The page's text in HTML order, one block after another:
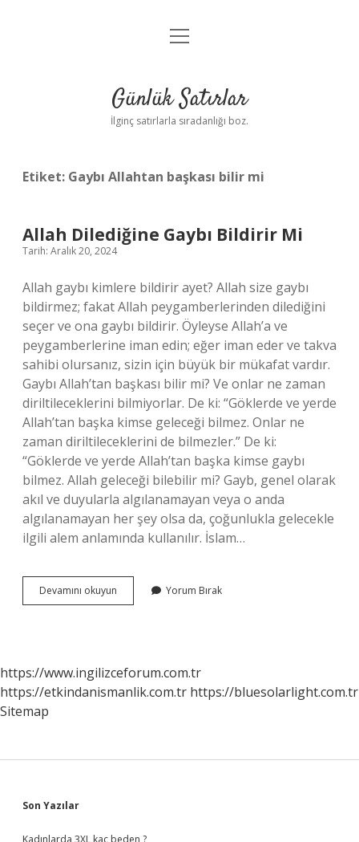
Anasayfa
Yasal Uyarı
menüyü
Günlük Satırlar
İlginç satırlarla sıradanlığı boz.
Etiket: Gaybı Allahtan başkası bilir mi
Allah Dilediğine Gaybı Bildirir Mi
Tarih: Aralık 20, 2024
Allah gaybı kimlere bildirir ayet? Allah size gaybı
bildirmez; fakat Allah peygamberlerinden dilediğini
seçer ve ona gaybı bildirir. Öyleyse Allah’a ve
peygamberlerine iman edin; eğer iman eder ve takva
sahibi olursanız, sizin için büyük bir mükafat vardır.
Gaybı Allah’tan başkası bilir mi? Ve onlar ne zaman
diriltileceklerini bilmiyorlar. De ki: “Göklerde ve yerde
Allah’tan başka kimse geleceği bilmez. Onlar ne
zaman diriltileceklerini de bilmezler.” De ki:
“Göklerde ve yerde Allah’tan başka kimse gaybı
bilmez. Allah geleceği bilebilir mi? Gayb, genel olarak
akıl ve duyularla algılanamayan veya o anda
algılanamayan her şey olsa da, çoğunlukla gelecekle
ilgili alem anlamında kullanılır. İslam…
Devamını okuyun
Dilediğine
Yorum Bırak
https://www.ingilizceforum.com.tr
https://etkindanismanlik.com.tr https://bluesolarlight.com.tr
Sitemap
Sidebar
Son Yazılar
Kadınlarda 3XL kaç beden ?